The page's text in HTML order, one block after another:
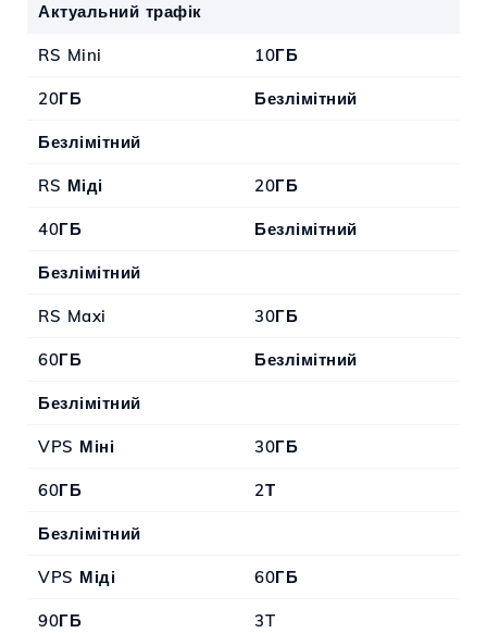
Актуальний трафік
RS Mini 10ГБ
20ГБ Безлімітний
Безлімітний
RS Міді 20ГБ
40ГБ Безлімітний
Безлімітний
RS Maxi 30ГБ
60ГБ Безлімітний
Безлімітний
VPS Міні 30ГБ
60ГБ 2Т
Безлімітний
VPS Міді 60ГБ
90ГБ 3T